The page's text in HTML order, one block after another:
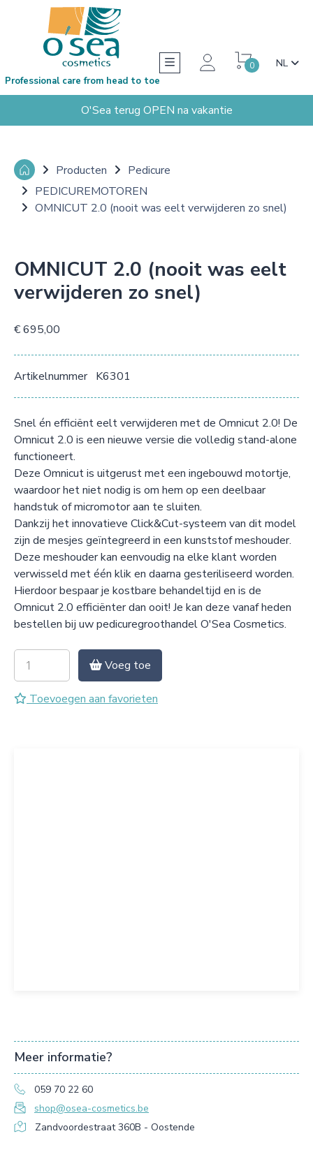
0 NL
Professional care from head to toe
O'Sea terug OPEN na vakantie
Producten
Pedicure
PEDICUREMOTOREN
OMNICUT 2.0 (nooit was eelt verwijderen zo snel)
Meer informatie?
059 70 22 60
shop@osea-cosmetics.be
Zandvoordestraat 360B - Oostende
OMNICUT 2.0 (nooit was eelt
verwijderen zo snel)
€ 695,00
Artikelnummer K6301
Snel én efficiënt eelt verwijderen met de Omnicut 2.0! De
Omnicut 2.0 is een nieuwe versie die volledig stand-alone
functioneert.
Deze Omnicut is uitgerust met een ingebouwd motortje,
waardoor het niet nodig is om hem op een deelbaar
handstuk of micromotor aan te sluiten.
Dankzij het innovatieve Click&Cut-systeem van dit model
zijn de mesjes geïntegreerd in een kunststof meshouder.
Deze meshouder kan eenvoudig na elke klant worden
verwisseld met één klik en daarna gesteriliseerd worden.
Hierdoor bespaar je kostbare behandeltijd en is de
Omnicut 2.0 efficiënter dan ooit! Je kan deze vanaf heden
bestellen bij uw pedicuregroothandel O'Sea Cosmetics.
Voeg toe
Toevoegen aan favorieten